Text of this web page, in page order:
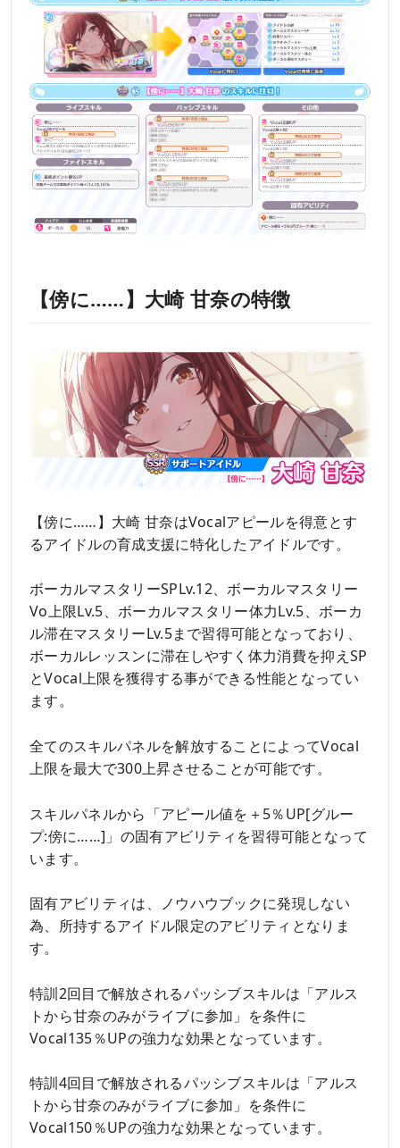
【傍に……】大崎 甘奈の特徴
【傍に……】大崎 甘奈はVocalアピールを得意とす
るアイドルの育成支援に特化したアイドルです。
ボーカルマスタリーSPLv.12、ボーカルマスタリー
Vo上限Lv.5、ボーカルマスタリー体力Lv.5、ボーカ
ル滞在マスタリーLv.5まで習得可能となっており、
ボーカルレッスンに滞在しやすく体力消費を抑えSP
とVocal上限を獲得する事ができる性能となってい
ます。
全てのスキルパネルを解放することによってVocal
上限を最大で300上昇させることが可能です。
スキルパネルから「アピール値を＋5％UP[グルー
プ:傍に……]」の固有アビリティを習得可能となって
います。
固有アビリティは、ノウハウブックに発現しない
為、所持するアイドル限定のアビリティとなりま
す。
特訓2回目で解放されるパッシブスキルは「アルス
トから甘奈のみがライブに参加」を条件に
Vocal135％UPの強力な効果となっています。
特訓4回目で解放されるパッシブスキルは「アルス
トから甘奈のみがライブに参加」を条件に
Vocal150％UPの強力な効果となっています。